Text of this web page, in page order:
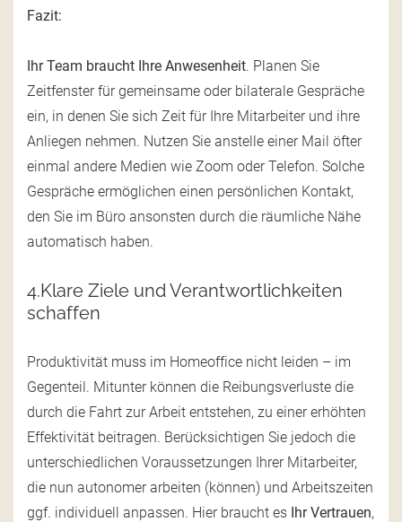
Fazit:
Ihr Team braucht Ihre Anwesenheit. Planen Sie
Zeitfenster für gemeinsame oder bilaterale Gespräche
ein, in denen Sie sich Zeit für Ihre Mitarbeiter und ihre
Anliegen nehmen. Nutzen Sie anstelle einer Mail öfter
einmal andere Medien wie Zoom oder Telefon. Solche
Gespräche ermöglichen einen persönlichen Kontakt,
den Sie im Büro ansonsten durch die räumliche Nähe
automatisch haben.
4.Klare Ziele und Verantwortlichkeiten
schaffen
Produktivität muss im Homeoffice nicht leiden – im
Gegenteil. Mitunter können die Reibungsverluste die
durch die Fahrt zur Arbeit entstehen, zu einer erhöhten
Effektivität beitragen. Berücksichtigen Sie jedoch die
unterschiedlichen Voraussetzungen Ihrer Mitarbeiter,
die nun autonomer arbeiten (können) und Arbeitszeiten
ggf. individuell anpassen. Hier braucht es Ihr Vertrauen,